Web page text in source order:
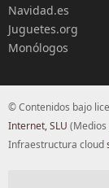
Navidad.es
Juguetes.org
Monólogos
© Contenidos bajo
Internet, SLU (Medios
Infraestructura cloud